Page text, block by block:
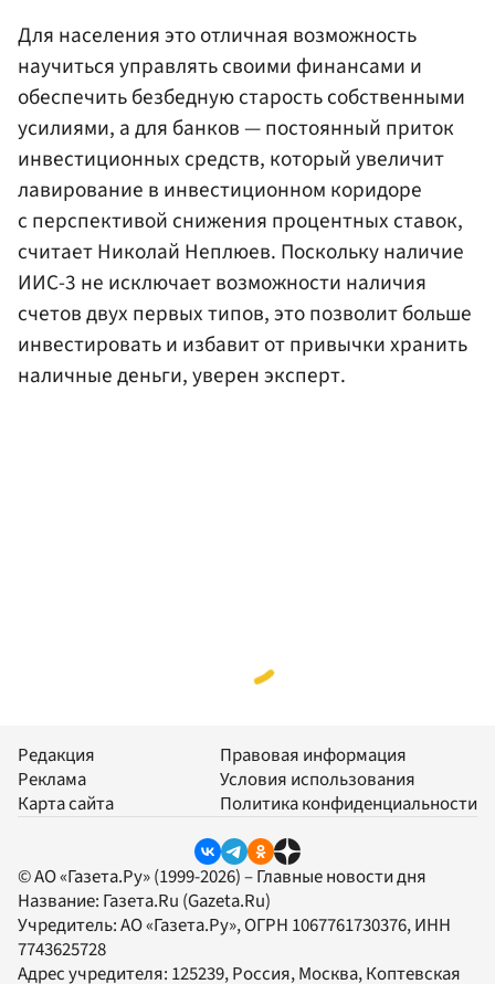
Для населения это отличная возможность
научиться управлять своими финансами и
обеспечить безбедную старость собственными
усилиями, а для банков — постоянный приток
инвестиционных средств, который увеличит
лавирование в инвестиционном коридоре
с перспективой снижения процентных ставок,
считает Николай Неплюев. Поскольку наличие
ИИС-3 не исключает возможности наличия
счетов двух первых типов, это позволит больше
инвестировать и избавит от привычки хранить
наличные деньги, уверен эксперт.
Редакция
Реклама
Карта сайта
Правовая информация
Условия использования
Политика конфиденциальности
© АО «Газета.Ру» (1999-2026) – Главные новости дня
Название: Газета.Ru (Gazeta.Ru)
Учредитель:АО «Газета.Ру», ОГРН 1067761730376, ИНН
7743625728
Адрес учредителя: 125239, Россия, Москва, Коптевская